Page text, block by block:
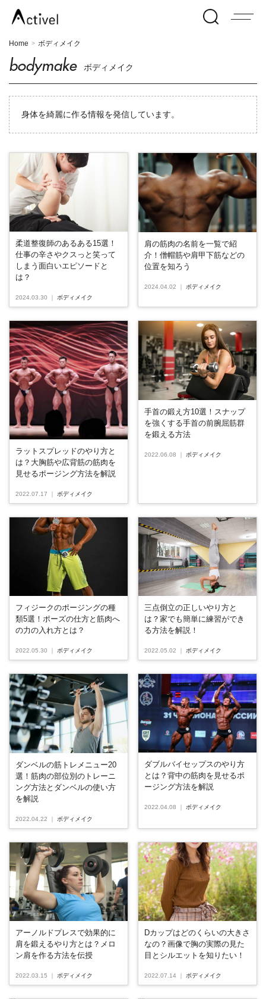
Home > ボディメイク
bodymake ボディメイク
身体を綺麗に作る情報を発信しています。
柔道整復師のあるある15選！
仕事の辛さやクスっと笑って
しまう面白いエピソードと
は？
2024.03.30 ボディメイク
肩の筋肉の名前を一覧で紹
介！僧帽筋や肩甲下筋などの
位置を知ろう
2024.04.02 ボディメイク
ラットスプレッドのやり方と
は？大胸筋や広背筋の筋肉を
見せるポージング方法を解説
2022.07.17 ボディメイク
手首の鍛え方10選！スナップ
を強くする手首の前腕屈筋群
を鍛える方法
2022.06.08 ボディメイク
フィジークのポージングの種
類5選！ポーズの仕方と筋肉へ
の力の入れ方とは？
2022.05.30 ボディメイク
三点倒立の正しいやり方と
は？家でも簡単に練習ができ
る方法を解説！
2022.05.02 ボディメイク
ダンベルの筋トレメニュー20
選！筋肉の部位別のトレーニ
ング方法とダンベルの使い方
を解説
2022.04.22 ボディメイク
ダブルバイセップスのやり方
とは？背中の筋肉を見せるポ
ージング方法を解説
2022.04.08 ボディメイク
アーノルドプレスで効果的に
肩を鍛えるやり方とは？メロ
ン肩を作る方法を伝授
2022.03.15 ボディメイク
Dカップはどのくらいの大きさ
なの？画像で胸の実際の見た
目とシルエットを知りたい！
2022.07.14 ボディメイク